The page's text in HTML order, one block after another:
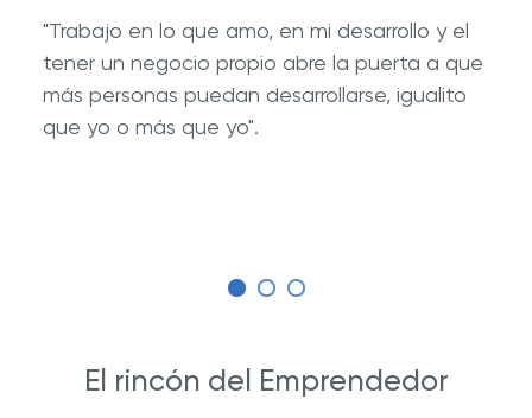
"Trabajo en lo que amo, en mi desarrollo y el
tener un negocio propio abre la puerta a que
más personas puedan desarrollarse, igualito
que yo o más que yo".
El rincón del Emprendedor